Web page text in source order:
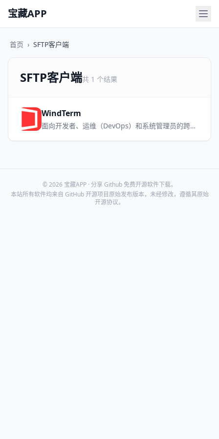
宝藏APP
首页 › SFTP客户端
SFTP客户端共 1 个结果
WindTerm
面向开发者、运维（DevOps）和系统管理员的跨平台 SSH 终端与远程连接工具
© 2026 宝藏APP · 分享 Github 免费开源软件下载。
本站所有软件均来自 GitHub 开源项目原始发布版本，未经修改，遵循其原始
开源协议。